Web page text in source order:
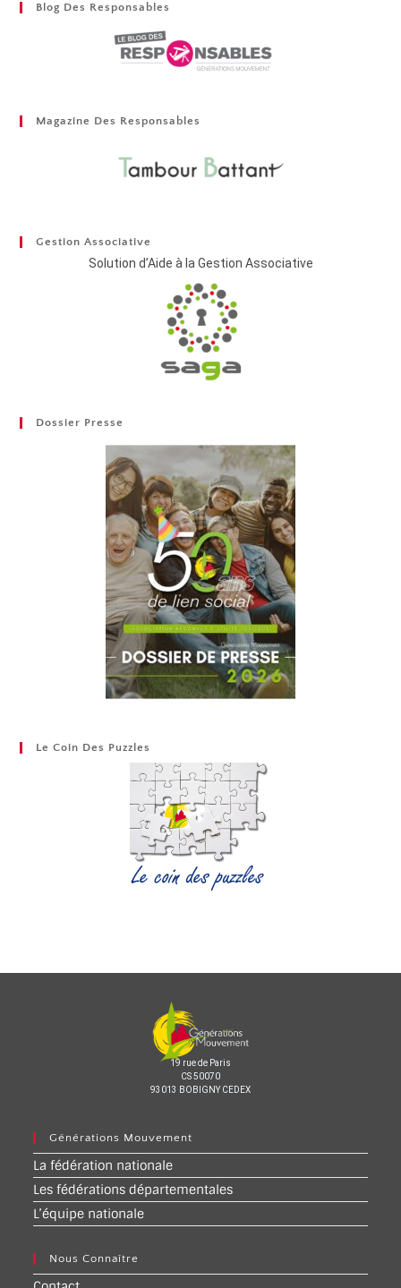
Blog Des Responsables
Magazine Des Responsables
Gestion Associative
Solution d’Aide à la Gestion Associative
Dossier Presse
Le Coin Des Puzzles
19 rue de Paris
CS 50070
93013 BOBIGNY CEDEX
Générations Mouvement
La fédération nationale
Les fédérations départementales
L’équipe nationale
Nous Connaître